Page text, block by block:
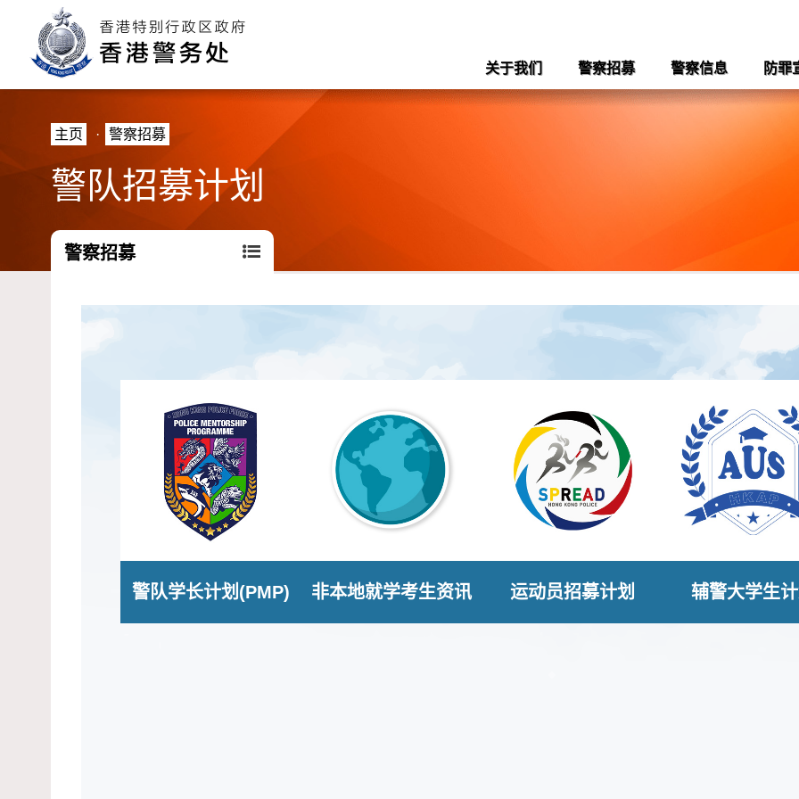
关于我们 警察招募 警察信息 防罪
主页 · 警察招募
警队招募计划
警察招募
警队学长计划(PMP) 非本地就学考生资讯 运动员招募计划 辅警大学生